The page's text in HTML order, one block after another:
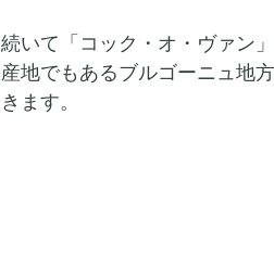
続いて「コック・オ・ヴァン
産地でもあるブルゴーニュ地
きます。